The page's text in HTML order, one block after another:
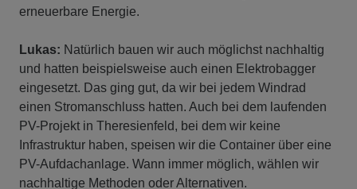
erneuerbare Energie.
Lukas: Natürlich bauen wir auch möglichst nachhaltig
und hatten beispielsweise auch einen Elektrobagger
eingesetzt. Das ging gut, da wir bei jedem Windrad
einen Stromanschluss hatten. Auch bei dem laufenden
PV-Projekt in Theresienfeld, bei dem wir keine
Infrastruktur haben, speisen wir die Container über eine
PV-Aufdachanlage. Wann immer möglich, wählen wir
nachhaltige Methoden oder Alternativen.